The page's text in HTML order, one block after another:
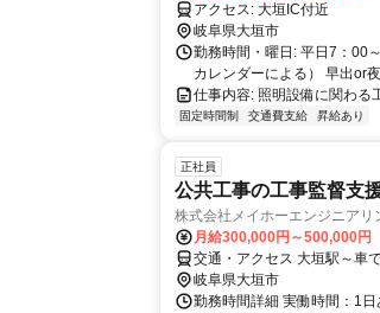
アクセス: 大垣IC付近
岐阜県大垣市
勤務時間・曜日: 平日7：00
カレンダーによる） 早出or
仕事内容: 照明設備に関わる
固定時間制 交通費支給 昇給あり
正社員
公共工事の工事監督支
株式会社メイホーエンジニアリ
月給300,000円～500,000円
交通・アクセス 大垣駅～車
岐阜県大垣市
勤務時間詳細 実働時間：1